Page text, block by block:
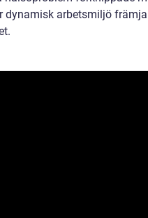
dynamisk arbetsmiljö